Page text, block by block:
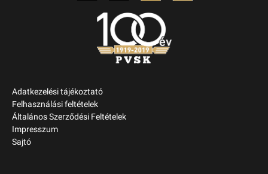
Adatkezelési tájékoztató
Felhasználási feltételek
Általános Szerződési Feltételek
Impresszum
Sajtó